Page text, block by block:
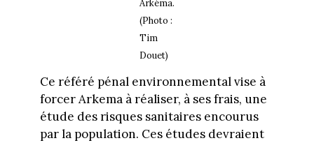
Arkéma.
(Photo :
Tim
Douet)
Ce référé pénal environnemental vise à
forcer Arkema à réaliser, à ses frais, une
étude des risques sanitaires encourus
par la population. Ces études devraient